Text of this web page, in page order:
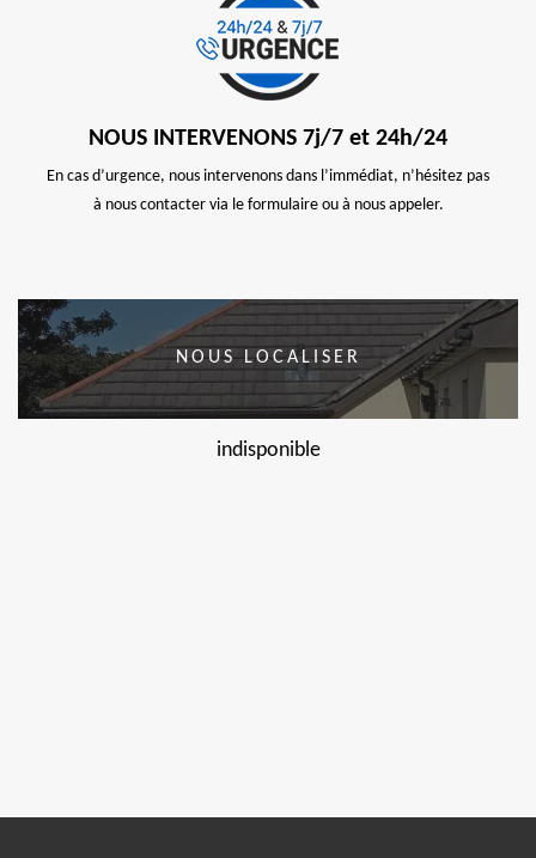
NOUS INTERVENONS 7j/7 et 24h/24
En cas d’urgence, nous intervenons dans l’immédiat, n’hésitez pas
à nous contacter via le formulaire ou à nous appeler.
NOUS LOCALISER
indisponible